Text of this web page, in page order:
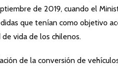
de 2019, cuando el
que tenían como objetivo
vida de los chilenos.
de la conversión de